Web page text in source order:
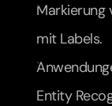
Markierung
mit Labels.
Entity